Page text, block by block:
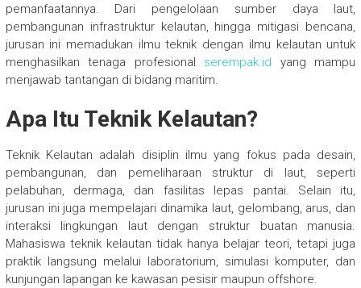
pemanfaatannya. Dari pengelolaan sumber daya laut,
pembangunan infrastruktur kelautan, hingga mitigasi bencana,
jurusan ini memadukan ilmu teknik dengan ilmu kelautan untuk
menghasilkan tenaga profesional serempak.id yang mampu
menjawab tantangan di bidang maritim.
Apa Itu Teknik Kelautan?
Teknik Kelautan adalah disiplin ilmu yang fokus pada desain,
pembangunan, dan pemeliharaan struktur di laut, seperti
pelabuhan, dermaga, dan fasilitas lepas pantai. Selain itu,
jurusan ini juga mempelajari dinamika laut, gelombang, arus, dan
interaksi lingkungan laut dengan struktur buatan manusia.
Mahasiswa teknik kelautan tidak hanya belajar teori, tetapi juga
praktik langsung melalui laboratorium, simulasi komputer, dan
kunjungan lapangan ke kawasan pesisir maupun offshore.